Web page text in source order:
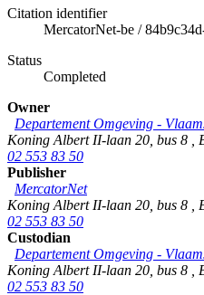
Citation identifier
MercatorNet-be /
Status
Completed
Owner
Departement Omgeving -
Koning Albert II-laan 20, bus 8
02 553 83 50
Publisher
MercatorNet
Koning Albert II-laan 20, bus 8
02 553 83 50
Custodian
Departement Omgeving -
Koning Albert II-laan 20, bus 8
02 553 83 50